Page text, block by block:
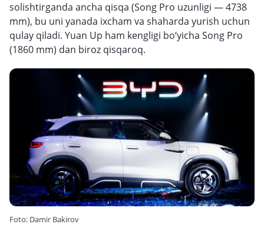
solishtirganda ancha qisqa (Song Pro uzunligi — 4738
mm), bu uni yanada ixcham va shaharda yurish uchun
qulay qiladi. Yuan Up ham kengligi bo‘yicha Song Pro
(1860 mm) dan biroz qisqaroq.
Foto: Damir Bakirov